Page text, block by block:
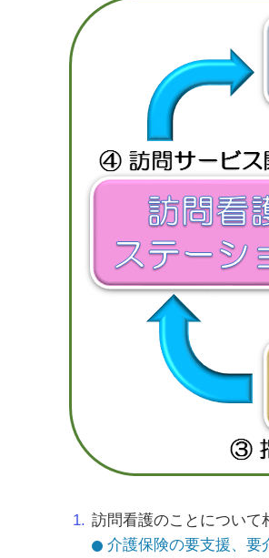
訪問看護のことについて
介護保険の要支援、要